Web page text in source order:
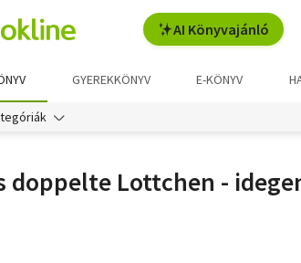
AI Könyvajánló
GYEREKKÖNYV E-KÖNYV
doppelte Lottchen -